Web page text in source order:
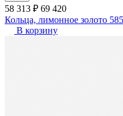
58 313 ₽ 69 420
Кольца, лимонное золото
В корзину